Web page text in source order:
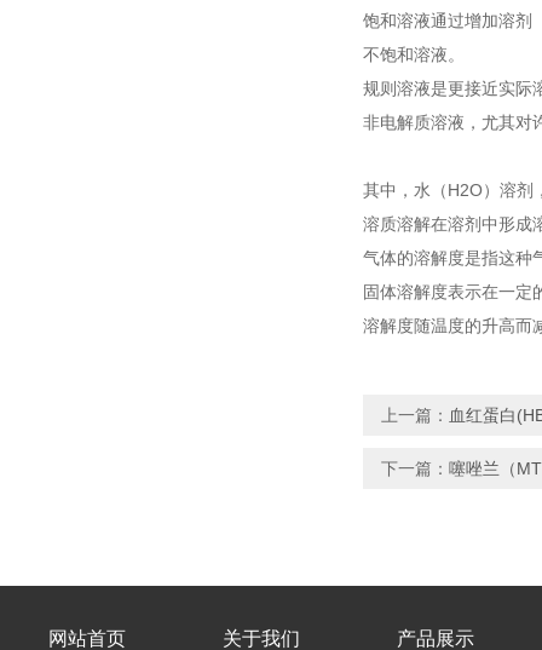
饱和溶液通过增加溶剂
不饱和溶液。
规则溶液是更接近实际
非电解质溶液，尤其对
其中，水（H2O）溶剂
溶质溶解在溶剂中形成
气体的溶解度是指这种
固体溶解度表示在一定
溶解度随温度的升高而
上一篇： 血红蛋白
下一篇： 噻唑兰（
网站首页 关于我们 产品展示